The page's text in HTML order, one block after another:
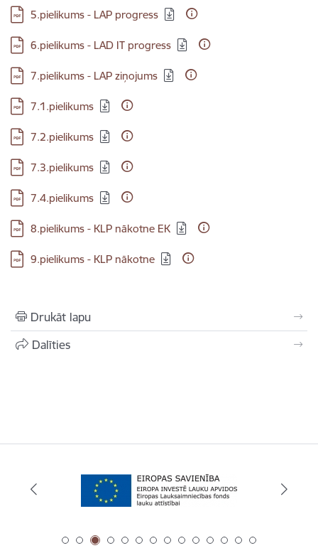
Lejupielādēt:
5.pielikums - LAP progress
Lejupielādēt:
6.pielikums - LAD IT progress
Lejupielādēt:
7.pielikums - LAP ziņojums
Lejupielādēt:
7.1.pielikums
Lejupielādēt:
7.2.pielikums
Lejupielādēt:
7.3.pielikums
Lejupielādēt:
7.4.pielikums
Lejupielādēt:
8.pielikums - KLP nākotne EK
Lejupielādēt:
9.pielikums - KLP nākotne
Drukāt lapu
Dalīties